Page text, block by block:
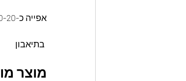
אפייה כ-30-20 דקות.
מוצר